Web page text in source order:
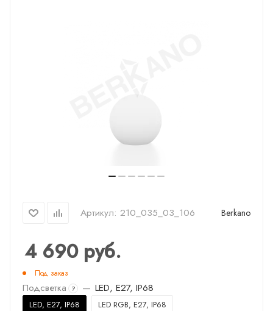
Артикул: 210_035_03_106 Berkano
4 690руб.
Под заказ
Подсветка ? — LED, E27, IP68
LED, E27, IP68 LED RGB, E27, IP68